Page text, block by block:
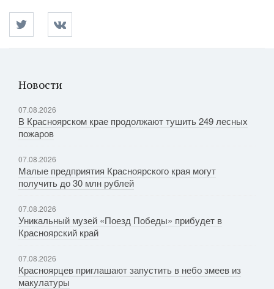
Новости
07.08.2026
В Красноярском крае продолжают тушить 249 лесных
пожаров
07.08.2026
Малые предприятия Красноярского края могут
получить до 30 млн рублей
07.08.2026
Уникальный музей «Поезд Победы» прибудет в
Красноярский край
07.08.2026
Красноярцев приглашают запустить в небо змеев из
макулатуры